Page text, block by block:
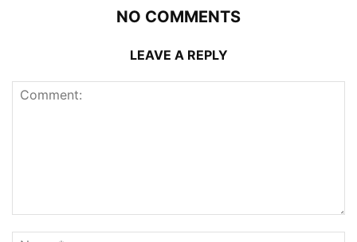
NO COMMENTS
LEAVE A REPLY